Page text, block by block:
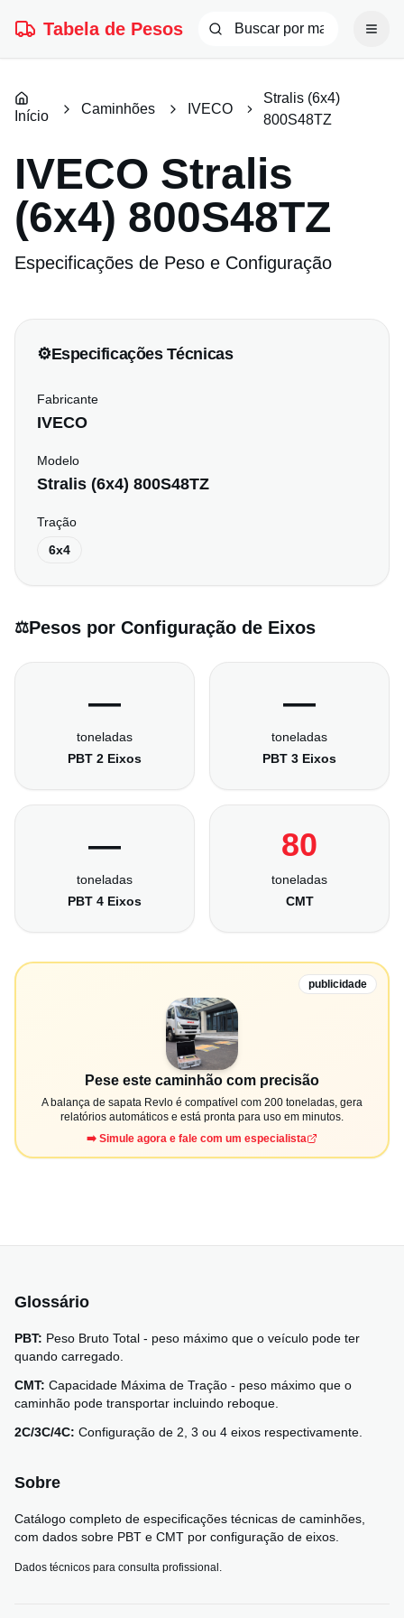
Tabela de Pesos
Início Caminhões IVECO
Stralis (6x4)
800S48TZ
IVECO Stralis
(6x4) 800S48TZ
Especificações de Peso e Configuração
⚙️Especificações Técnicas
Fabricante
IVECO
Modelo
Stralis (6x4) 800S48TZ
Tração
6x4
⚖️Pesos por Configuração de Eixos
—
toneladas
PBT 2 Eixos
—
toneladas
PBT 3 Eixos
—
toneladas
PBT 4 Eixos
80
toneladas
CMT
publicidade
Pese este caminhão com precisão
A balança de sapata Revlo é compatível com 200 toneladas, gera
relatórios automáticos e está pronta para uso em minutos.
➡️ Simule agora e fale com um especialista
Glossário
PBT: Peso Bruto Total - peso máximo que o veículo pode ter
quando carregado.
CMT: Capacidade Máxima de Tração - peso máximo que o
caminhão pode transportar incluindo reboque.
2C/3C/4C: Configuração de 2, 3 ou 4 eixos respectivamente.
Sobre
Catálogo completo de especificações técnicas de caminhões,
com dados sobre PBT e CMT por configuração de eixos.
Dados técnicos para consulta profissional.